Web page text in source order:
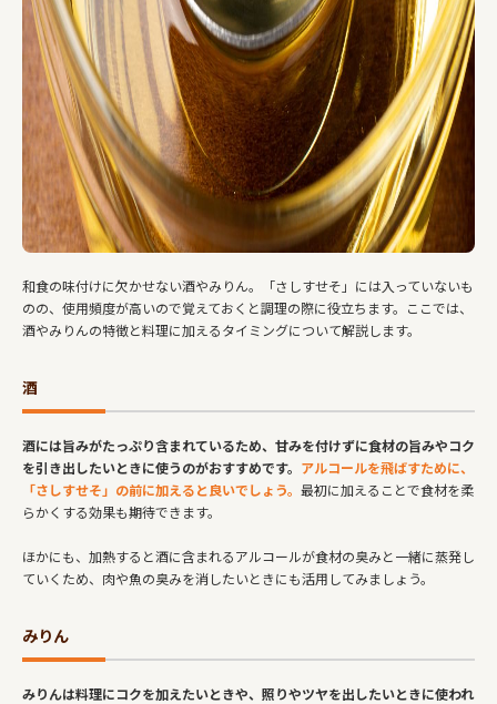
和食の味付けに欠かせない酒やみりん。「さしすせそ」には入っていないも
のの、使用頻度が高いので覚えておくと調理の際に役立ちます。ここでは、
酒やみりんの特徴と料理に加えるタイミングについて解説します。
酒
酒には旨みがたっぷり含まれているため、甘みを付けずに食材の旨みやコク
を引き出したいときに使うのがおすすめです。 アルコールを飛ばすために、
「さしすせそ」の前に加えると良いでしょう。 最初に加えることで食材を柔
らかくする効果も期待できます。
ほかにも、加熱すると酒に含まれるアルコールが食材の臭みと一緒に蒸発し
ていくため、肉や魚の臭みを消したいときにも活用してみましょう。
みりん
みりんは料理にコクを加えたいときや、照りやツヤを出したいときに使われ